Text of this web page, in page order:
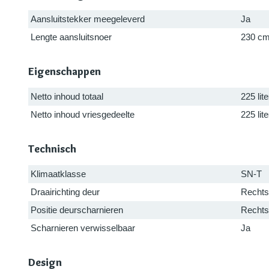
Aansluitstekker meegeleverd
Ja
Lengte aansluitsnoer
230 cm
Eigenschappen
Netto inhoud totaal
225
Netto inhoud vriesgedeelte
225
Technisch
Klimaatklasse
SN-T
Draairichting deur
Rechts
Positie deurscharnieren
Rechts
Scharnieren verwisselbaar
Ja
Design